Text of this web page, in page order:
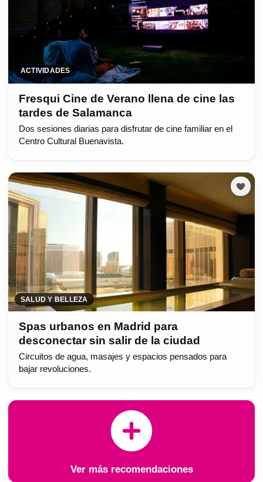
ACTIVIDADES
Fresqui Cine de Verano llena de cine las
tardes de Salamanca
Dos sesiones diarias para disfrutar de cine familiar en el
Centro Cultural Buenavista.
SALUD Y BELLEZA
Spas urbanos en Madrid para
desconectar sin salir de la ciudad
Circuitos de agua, masajes y espacios pensados para
bajar revoluciones.
Ver más recomendaciones